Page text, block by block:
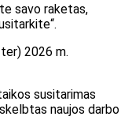
savo raketas,
2026 m.
susitarimas
naujos darbo